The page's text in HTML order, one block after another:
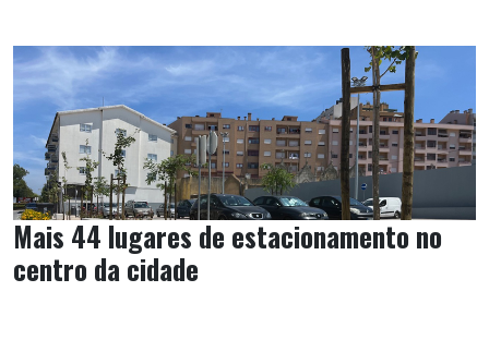
Mais 44 lugares de estacionamento no
centro da cidade